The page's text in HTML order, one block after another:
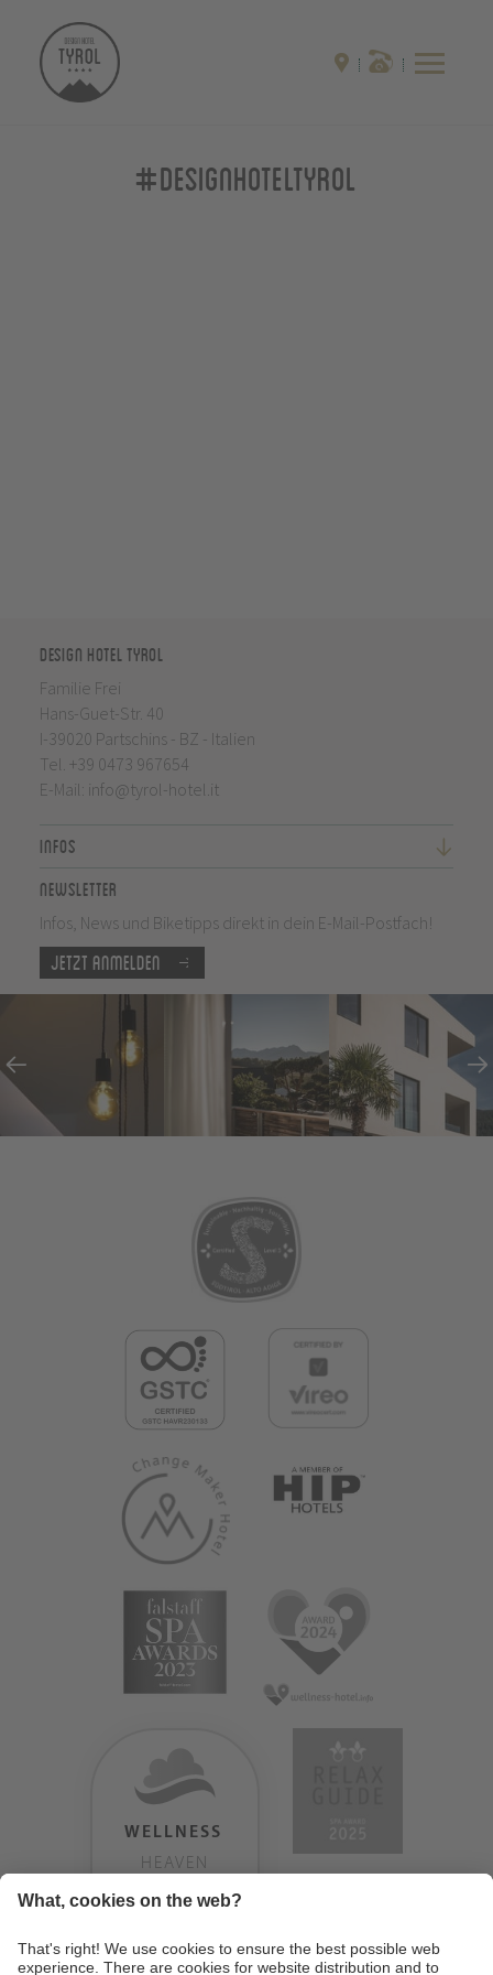
#designhoteltyrol
Design Hotel Tyrol
Familie Frei
Hans-Guet-Str. 40
I-39020 Partschins - BZ - Italien
Tel. +39 0473 967654
E-Mail: info@tyrol-hotel.it
Infos
Newsletter
Infos, News und Biketipps direkt in dein E-Mail-Postfach!
Jetzt anmelden
WELLNESS
HEAVEN
TESTERGEBNIS: